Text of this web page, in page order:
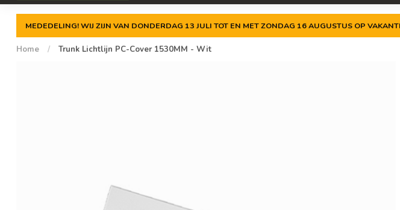
MEDEDELING! WIJ ZIJN VAN DONDERDAG 13 JULI TOT EN MET ZONDAG 16 AUGUSTUS OP
Home / Trunk Lichtlijn PC-Cover 1530MM - Wit